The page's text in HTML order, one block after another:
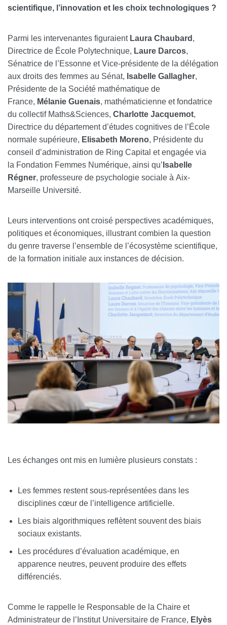
scientifique, l’innovation et les choix technologiques ?
Parmi les intervenantes figuraient Laura Chaubard ,
Directrice de École Polytechnique, Laure Darcos,
Sénatrice de l’Essonne et Vice-présidente de la délégation
aux droits des femmes au Sénat, Isabelle Gallagher,
Présidente de la Société mathématique de
France, Mélanie Guenais, mathématicienne et fondatrice
du collectif Maths&Sciences, Charlotte Jacquemot,
Directrice du département d’études cognitives de l’École
normale supérieure, Elisabeth Moreno, Présidente du
conseil d’administration de Ring Capital et engagée via
la Fondation Femmes Numérique, ainsi qu’ Isabelle
Régner, professeure de psychologie sociale à Aix-
Marseille Université.
Leurs interventions ont croisé perspectives académiques,
politiques et économiques, illustrant combien la question
du genre traverse l’ensemble de l’écosystème scientifique,
de la formation initiale aux instances de décision.
Les échanges ont mis en lumière plusieurs constats :
Les femmes restent sous-représentées dans les
disciplines cœur de l’intelligence artificielle.
Les biais algorithmiques reflètent souvent des biais
sociaux existants.
Les procédures d’évaluation académique, en
apparence neutres, peuvent produire des effets
différenciés.
Comme le rappelle le Responsable de la Chaire et
Administrateur de l’Institut Universitaire de France, Elyès